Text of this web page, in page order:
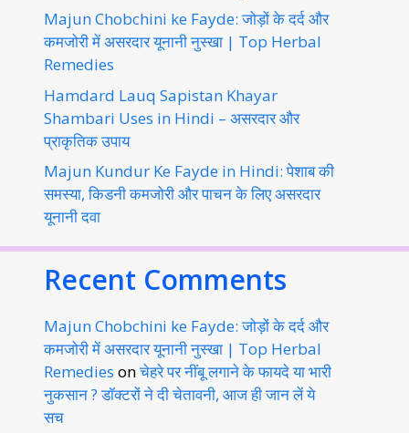
Majun Chobchini ke Fayde: जोड़ों के दर्द और
कमजोरी में असरदार यूनानी नुस्खा | Top Herbal
Remedies
Hamdard Lauq Sapistan Khayar
Shambari Uses in Hindi – असरदार और
प्राकृतिक उपाय
Majun Kundur Ke Fayde in Hindi: पेशाब की
समस्या, किडनी कमजोरी और पाचन के लिए असरदार
यूनानी दवा
Recent Comments
Majun Chobchini ke Fayde: जोड़ों के दर्द और
कमजोरी में असरदार यूनानी नुस्खा | Top Herbal
Remedies onचेहरे पर नींबू लगाने के फायदे या भारी
नुकसान ? डॉक्टरों ने दी चेतावनी, आज ही जान लें ये
सच